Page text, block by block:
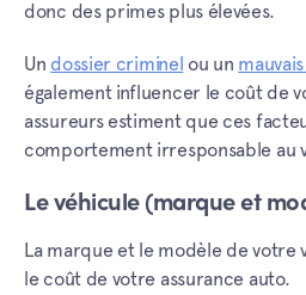
donc des primes plus élevées.
Un dossier criminel ou un
également influencer le coût de
assureurs estiment que ces
comportement irresponsable au
Le véhicule (marque et
La marque et le modèle de
le coût de votre assurance auto.